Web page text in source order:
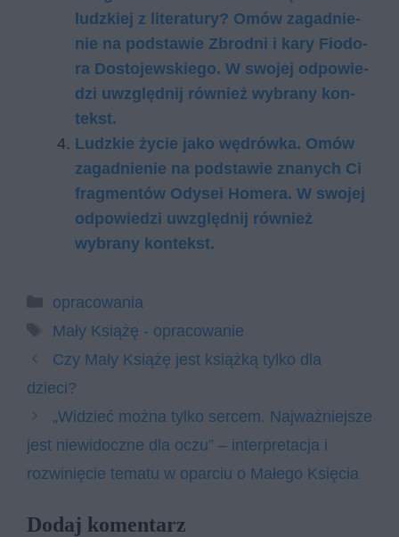
ludz­kiej z li­te­ra­tu­ry? Omów za­gad­nie­
nie na pod­sta­wie Zbrod­ni i kary Fio­do­
ra Do­sto­jew­skie­go. W swo­jej od­po­wie­
dzi uwzględ­nij rów­nież wy­bra­ny kon­
tekst.
Ludzkie życie jako wędrówka. Omów
zagadnienie na podstawie znanych Ci
fragmentów Odysei Homera. W swojej
odpowiedzi uwzględnij również
wybrany kontekst.
Kategorie
opracowania
Tagi
Mały Książę - opracowanie
Czy Mały Książę jest książką tylko dla
dzieci?
„Widzieć można tylko sercem. Najważniejsze
jest niewidoczne dla oczu” – interpretacja i
rozwinięcie tematu w oparciu o Małego Księcia
Dodaj komentarz